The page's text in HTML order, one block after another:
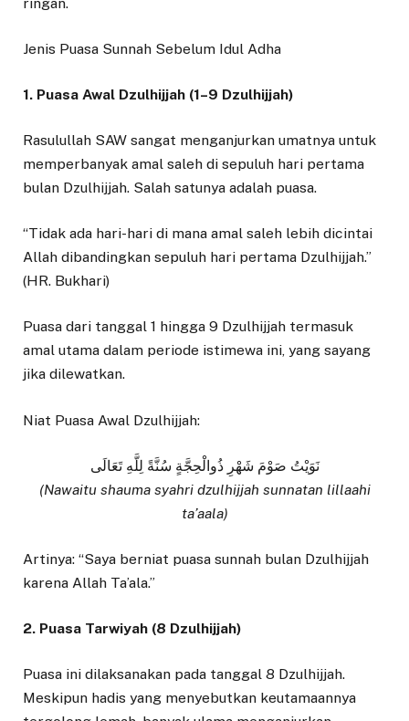
Jenis Puasa Sunnah Sebelum Idul Adha
1. Puasa Awal Dzulhijjah (1–9 Dzulhijjah)
Rasulullah SAW sangat menganjurkan umatnya untuk
memperbanyak amal saleh di sepuluh hari pertama
bulan Dzulhijjah. Salah satunya adalah puasa.
“Tidak ada hari-hari di mana amal saleh lebih dicintai
Allah dibandingkan sepuluh hari pertama Dzulhijjah.”
(HR. Bukhari)
Puasa dari tanggal 1 hingga 9 Dzulhijjah termasuk
amal utama dalam periode istimewa ini, yang sayang
jika dilewatkan.
Niat Puasa Awal Dzulhijjah:
نَوَيْتُ صَوْمَ شَهْرِ ذُوالْحِجَّةٍ سُنَّةً لِلَّهِ تَعَالَى
(Nawaitu shauma syahri dzulhijjah sunnatan lillaahi
ta’aala)
Artinya: “Saya berniat puasa sunnah bulan Dzulhijjah
karena Allah Ta’ala.”
2. Puasa Tarwiyah (8 Dzulhijjah)
Puasa ini dilaksanakan pada tanggal 8 Dzulhijjah.
Meskipun hadis yang menyebutkan keutamaannya